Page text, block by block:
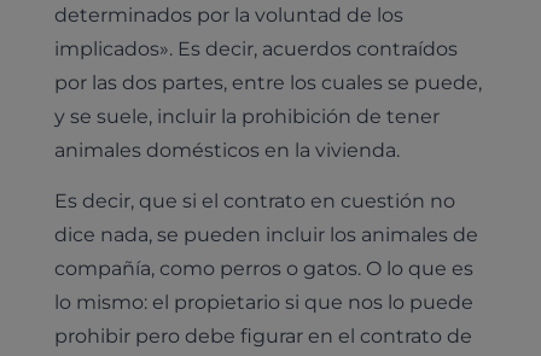
determinados por la voluntad de los
implicados». Es decir, acuerdos contraídos
por las dos partes, entre los cuales se puede,
y se suele, incluir la prohibición de tener
animales domésticos en la vivienda.
Es decir, que si el contrato en cuestión no
dice nada, se pueden incluir los animales de
compañía, como perros o gatos. O lo que es
lo mismo: el propietario si que nos lo puede
prohibir pero debe figurar en el contrato de